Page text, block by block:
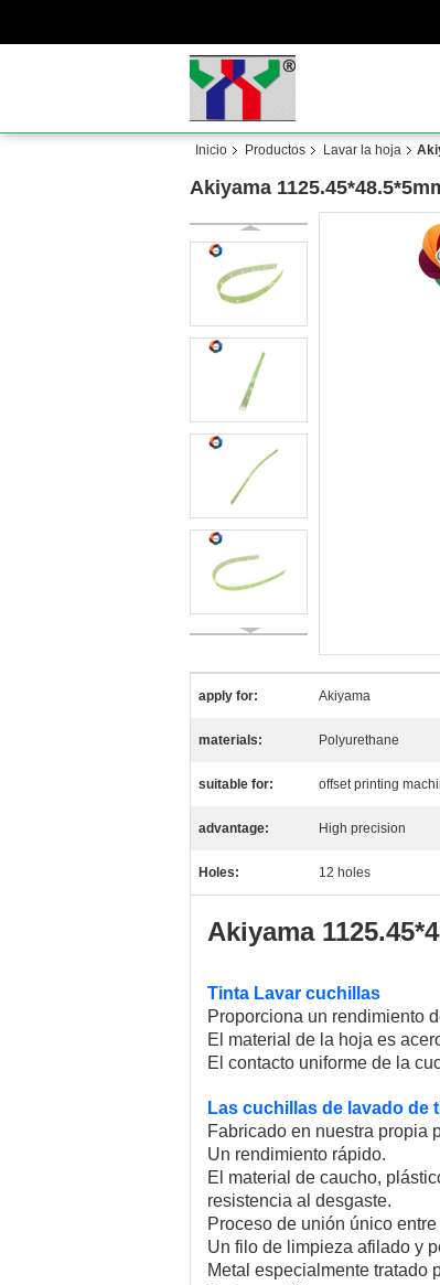
Inicio Productos Lavar la hoja
Akiyama
apply for: Akiyama
materials: Polyurethane
suitable for: offset printing
advantage: High precision
Holes: 12 holes
Akiyama
Tinta Lavar cuchillas
Proporciona un rendimiento
El material de la hoja es
El contacto uniforme de la
Las cuchillas de lavado de
Fabricado en nuestra propia
Un rendimiento rápido.
El material de caucho,
resistencia al desgaste.
Proceso de unión único
Un filo de limpieza afilado y
Metal especialmente tratado